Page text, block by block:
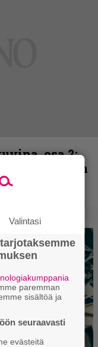
osa 2:
Triptykon
Valintasi
paremman
sisältöä ja
seuraavasti
evästeitä